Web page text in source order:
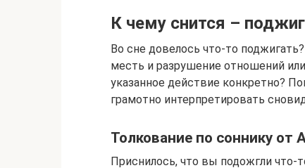
К чему снится –
Во сне довелось что-то
месть и разрушение отношений
указанное действие конкретно?
грамотно интерпретировать
Толкование по соннику от
Приснилось, что вы подожгли что-